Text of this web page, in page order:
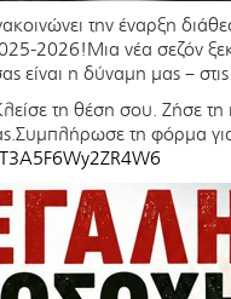
την έναρξη
2026!Μια νέα σεζόν
είναι η δύναμη μας – στις
τη θέση σου. Ζήσε
τη φόρμα